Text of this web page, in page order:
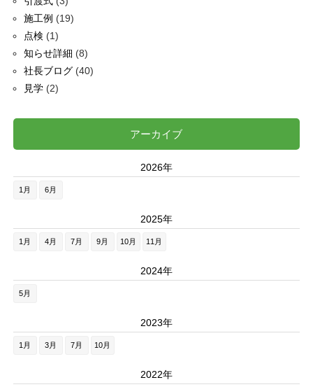
施工例 (19)
点検 (1)
知らせ詳細 (8)
社長ブログ(40)
見学(2)
アーカイブ
2026年
1月 6月
2025年
1月 4月 7月 9月 10月 11月
2024年
5月
2023年
1月 3月 7月 10月
2022年